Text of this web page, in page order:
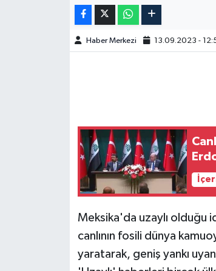
Haber Merkezi 13.09.2023 -
Meksika'da uzaylı olduğu
canlının fosili dünya
yaratarak, geniş yankı